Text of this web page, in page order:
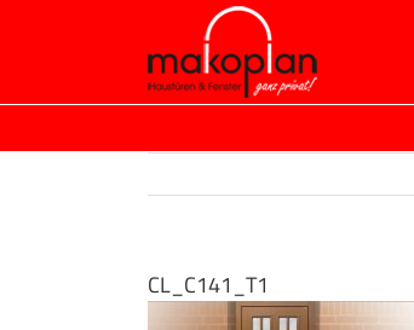
springen
CL_C141_T1